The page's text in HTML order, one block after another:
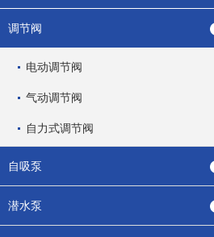
调节阀
电动调节阀
气动调节阀
自力式调节阀
自吸泵
潜水泵